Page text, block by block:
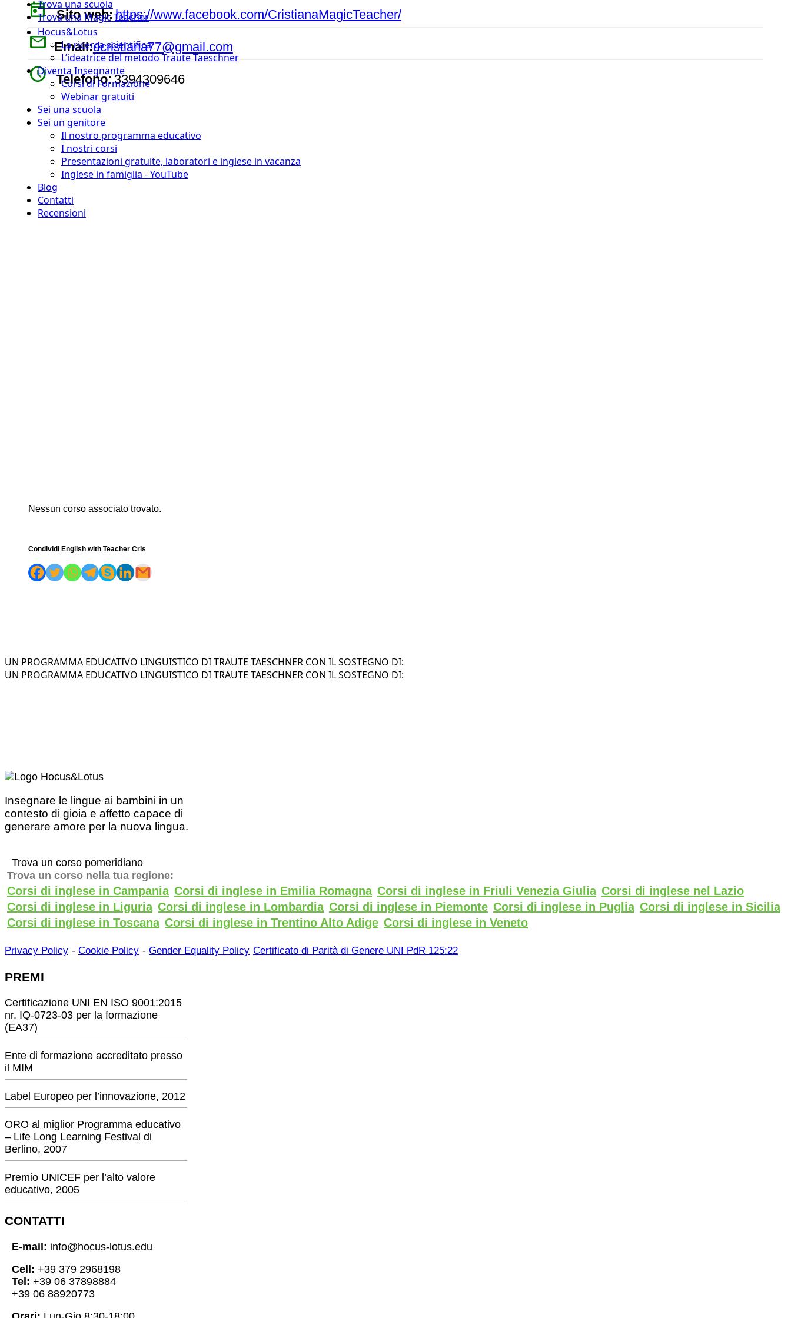
Trova una scuola
Trova una Magic Teacher
Hocus&Lotus
La ricerca scientifica
L’ideatrice del metodo Traute Taeschner
Diventa Insegnante
Corsi di Formazione
Webinar gratuiti
Sei una scuola
Sei un genitore
Il nostro programma educativo
I nostri corsi
Presentazioni gratuite, laboratori e inglese in vacanza
Inglese in famiglia - YouTube
Blog
Contatti
Recensioni
today Sito web:https://www.facebook.com/CristianaMagicTeacher/
mail Email:dcristiana77@gmail.com
watch_later Telefono:3394309646
Nessun corso associato trovato.
Condividi English with Teacher Cris
UN PROGRAMMA EDUCATIVO LINGUISTICO DI TRAUTE TAESCHNER CON IL SOSTEGNO DI:
UN PROGRAMMA EDUCATIVO LINGUISTICO DI TRAUTE TAESCHNER CON IL SOSTEGNO DI:
Insegnare le lingue ai bambini in un
contesto di gioia e affetto capace di
generare amore per la nuova lingua.
Trova un corso pomeridiano
Trova un corso nella tua regione:
Corsi di inglese in Campania Corsi di inglese in Emilia Romagna Corsi di inglese in Friuli Venezia Giulia Corsi di inglese nel Lazio
Corsi di inglese in Liguria Corsi di inglese in Lombardia Corsi di inglese in Piemonte Corsi di inglese in Puglia Corsi di inglese in Sicilia
Corsi di inglese in Toscana Corsi di inglese in Trentino Alto Adige Corsi di inglese in Veneto
Privacy Policy - Cookie Policy - Gender Equality Policy Certificato di Parità di Genere UNI PdR 125:22
PREMI
Certificazione UNI EN ISO 9001:2015
nr. IQ-0723-03 per la formazione
(EA37)
Ente di formazione accreditato presso
il MIM
Label Europeo per l’innovazione, 2012
ORO al miglior Programma educativo
– Life Long Learning Festival di
Berlino, 2007
Premio UNICEF per l’alto valore
educativo, 2005
CONTATTI
E-mail: info@hocus-lotus.edu
Cell: +39 379 2968198
Tel: +39 06 37898884
+39 06 88920773